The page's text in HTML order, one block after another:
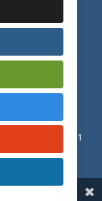
du septième
Luxembourg.
France |
+33 (0) 1